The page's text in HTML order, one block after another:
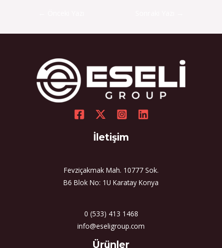
İletişim
Fevziçakmak Mah. 10777 Sok.
B6 Blok No: 1U Karatay Konya
0 (533) 413 1468
info@eseligroup.com
Ürünler